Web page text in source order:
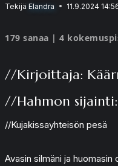
Tekijä Elandra 11.9.2024
179 sanaa | 4
//Kirjoittaja:
//Hahmon sijainti:
//Kujakissayhteisön pesä
Avasin silmäni ja